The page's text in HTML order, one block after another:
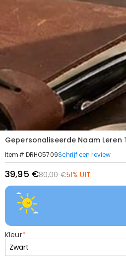
Gepersonaliseerde Naam
Item#:DRHO5709Schrijf een review
39,95 €80,00 €51% UIT
Kleur*